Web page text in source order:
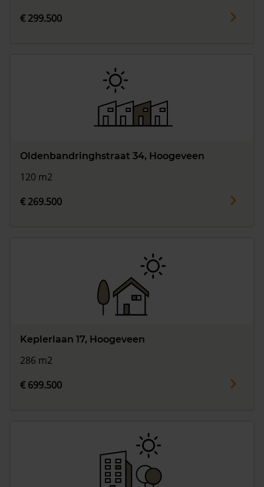
€ 299.500
Oldenbandringhstraat 34, Hoogeveen
120 m2
€ 269.500
Keplerlaan 17, Hoogeveen
286 m2
€ 699.500